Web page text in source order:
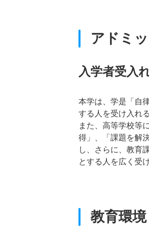
アドミ
入学者受入
本学は、学是「自
する人を受け入れる
また、高等学校等
得」、「課題を解
し、さらに、教育
とする人を広く受
教育環境